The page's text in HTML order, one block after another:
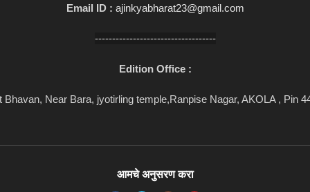
Email ID : ajinkyabharat23@gmail.com
-----------------------------------
Edition Office :
Bhavan, Near Bara, jyotirling temple,Ranpise Nagar, AKOLA , Pin
आमचे अनुसरण करा